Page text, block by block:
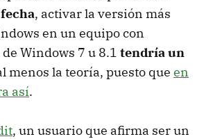
, activar la versión más
en un equipo con
Windows 7 u 8.1 tendría un
menos la teoría, puesto que en
así.
, un usuario que afirma ser un